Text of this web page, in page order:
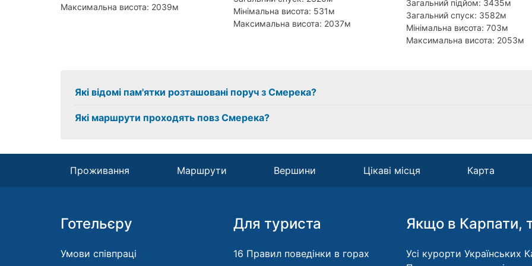
Максимальна висота: 2039м
Мінімальна висота: 531м
Максимальна висота: 2037м
Загальний підйом: 3435м
Загальний спуск: 3582м
Мінімальна висота: 703м
Максимальна висота: 2053м
Які відомі пам'ятки розташовані поруч з Смерека?
Які маршрути проходять повз Смерека?
Проживання Маршрути Вершини Цікаві місця Карта
Готельєру
Умови співпраці
Для туриста
16 Правил поведінки в горах
Якщо в Карпати,
Усі курорти Українських